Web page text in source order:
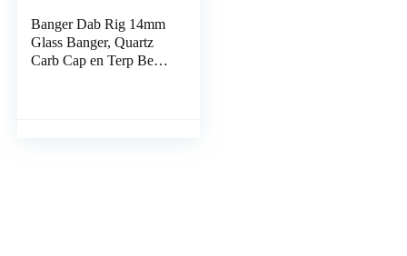
Banger Dab Rig 14mm
Glass Banger, Quartz
Carb Cap en Terp Bead,